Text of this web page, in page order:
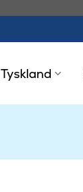
Tyskland